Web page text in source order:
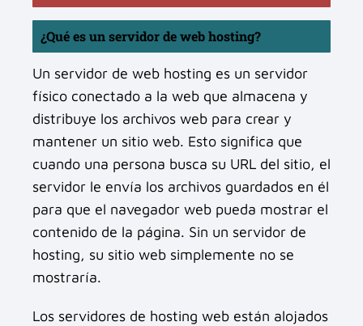
¿Qué es un servidor de web hosting?
Un servidor de web hosting es un servidor
físico conectado a la web que almacena y
distribuye los archivos web para crear y
mantener un sitio web. Esto significa que
cuando una persona busca su URL del sitio, el
servidor le envía los archivos guardados en él
para que el navegador web pueda mostrar el
contenido de la página. Sin un servidor de
hosting, su sitio web simplemente no se
mostraría.
Los servidores de hosting web están alojados